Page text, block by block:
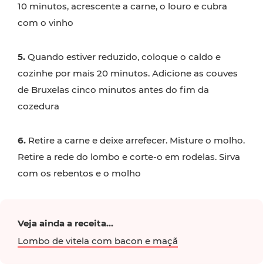
10 minutos, acrescente a carne, o louro e cubra
com o vinho
5. Quando estiver reduzido, coloque o caldo e
cozinhe por mais 20 minutos. Adicione as couves
de Bruxelas cinco minutos antes do fim da
cozedura
6. Retire a carne e deixe arrefecer. Misture o molho.
Retire a rede do lombo e corte-o em rodelas. Sirva
com os rebentos e o molho
Veja ainda a receita...
Lombo de vitela com bacon e maçã